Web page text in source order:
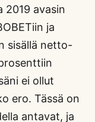
2019 avasin
ja
sisällä netto-
ei ollut
ero. Tässä on
antavat, ja